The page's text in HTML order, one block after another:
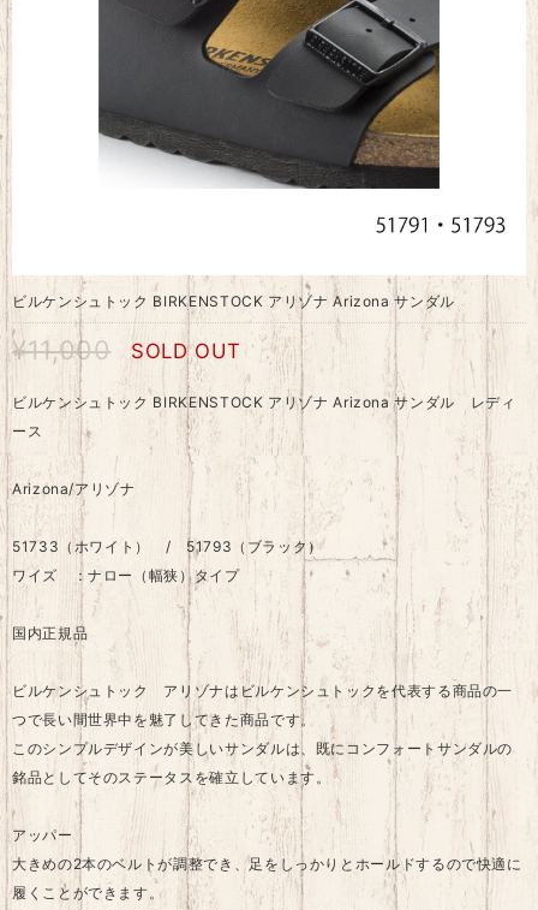
ビルケンシュトック BIRKENSTOCK アリゾナ Arizona サンダル
¥11,000 SOLD OUT
ビルケンシュトック BIRKENSTOCK アリゾナ Arizona サンダル レディ
ース
Arizona/アリゾナ
51733（ホワイト） / 51793（ブラック）
ワイズ ：ナロー（幅狭）タイプ
国内正規品
ビルケンシュトック アリゾナはビルケンシュトックを代表する商品の一
つで長い間世界中を魅了してきた商品です。
このシンプルデザインが美しいサンダルは、既にコンフォートサンダルの
銘品としてそのステータスを確立しています。
アッパー
大きめの2本のベルトが調整でき、足をしっかりとホールドするので快適に
履くことができます。